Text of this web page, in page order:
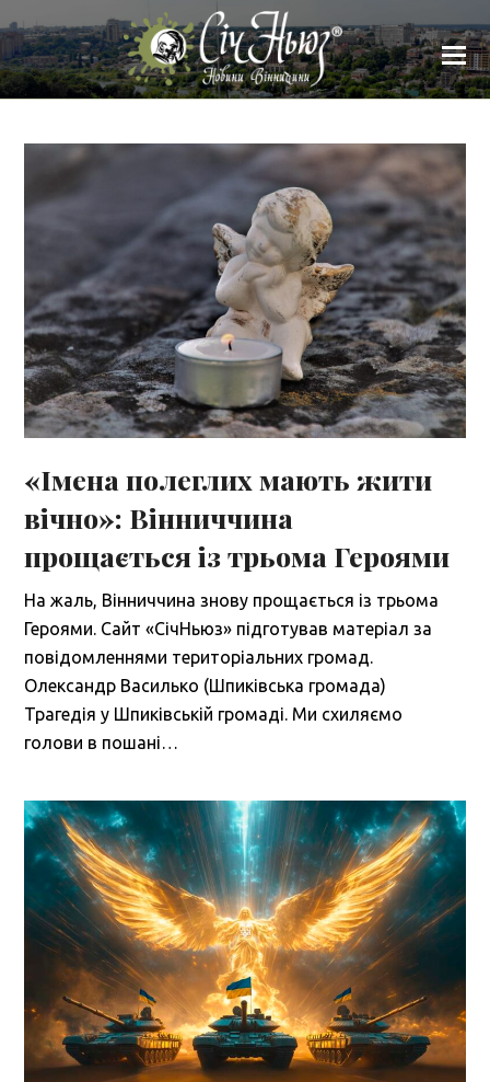
«Імена полеглих мають жити
вічно»: Вінниччина
прощається із трьома Героями
На жаль, Вінниччина знову прощається із трьома
Героями. Сайт «СічНьюз» підготував матеріал за
повідомленнями територіальних громад.
Олександр Василько (Шпиківська громада)
Трагедія у Шпиківській громаді. Ми схиляємо
голови в пошані…